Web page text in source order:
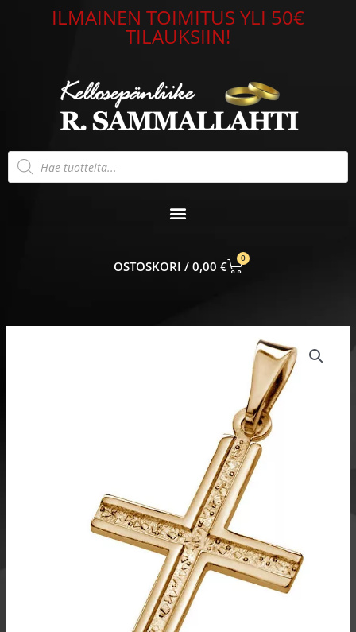
ILMAINEN TOIMITUS YLI 50€
TILAUKSIIN!
Products
search
0,00 €
0
CART